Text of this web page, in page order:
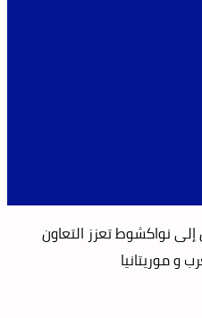
إلى نواكشوط تعزز التعاون
و موريتانيا